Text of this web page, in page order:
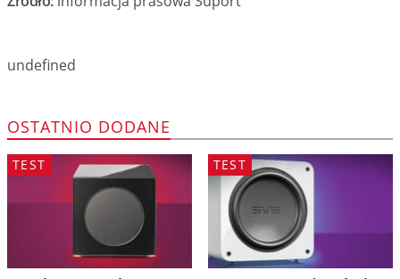
undefined
OSTATNIO DODANE
TEST TEST